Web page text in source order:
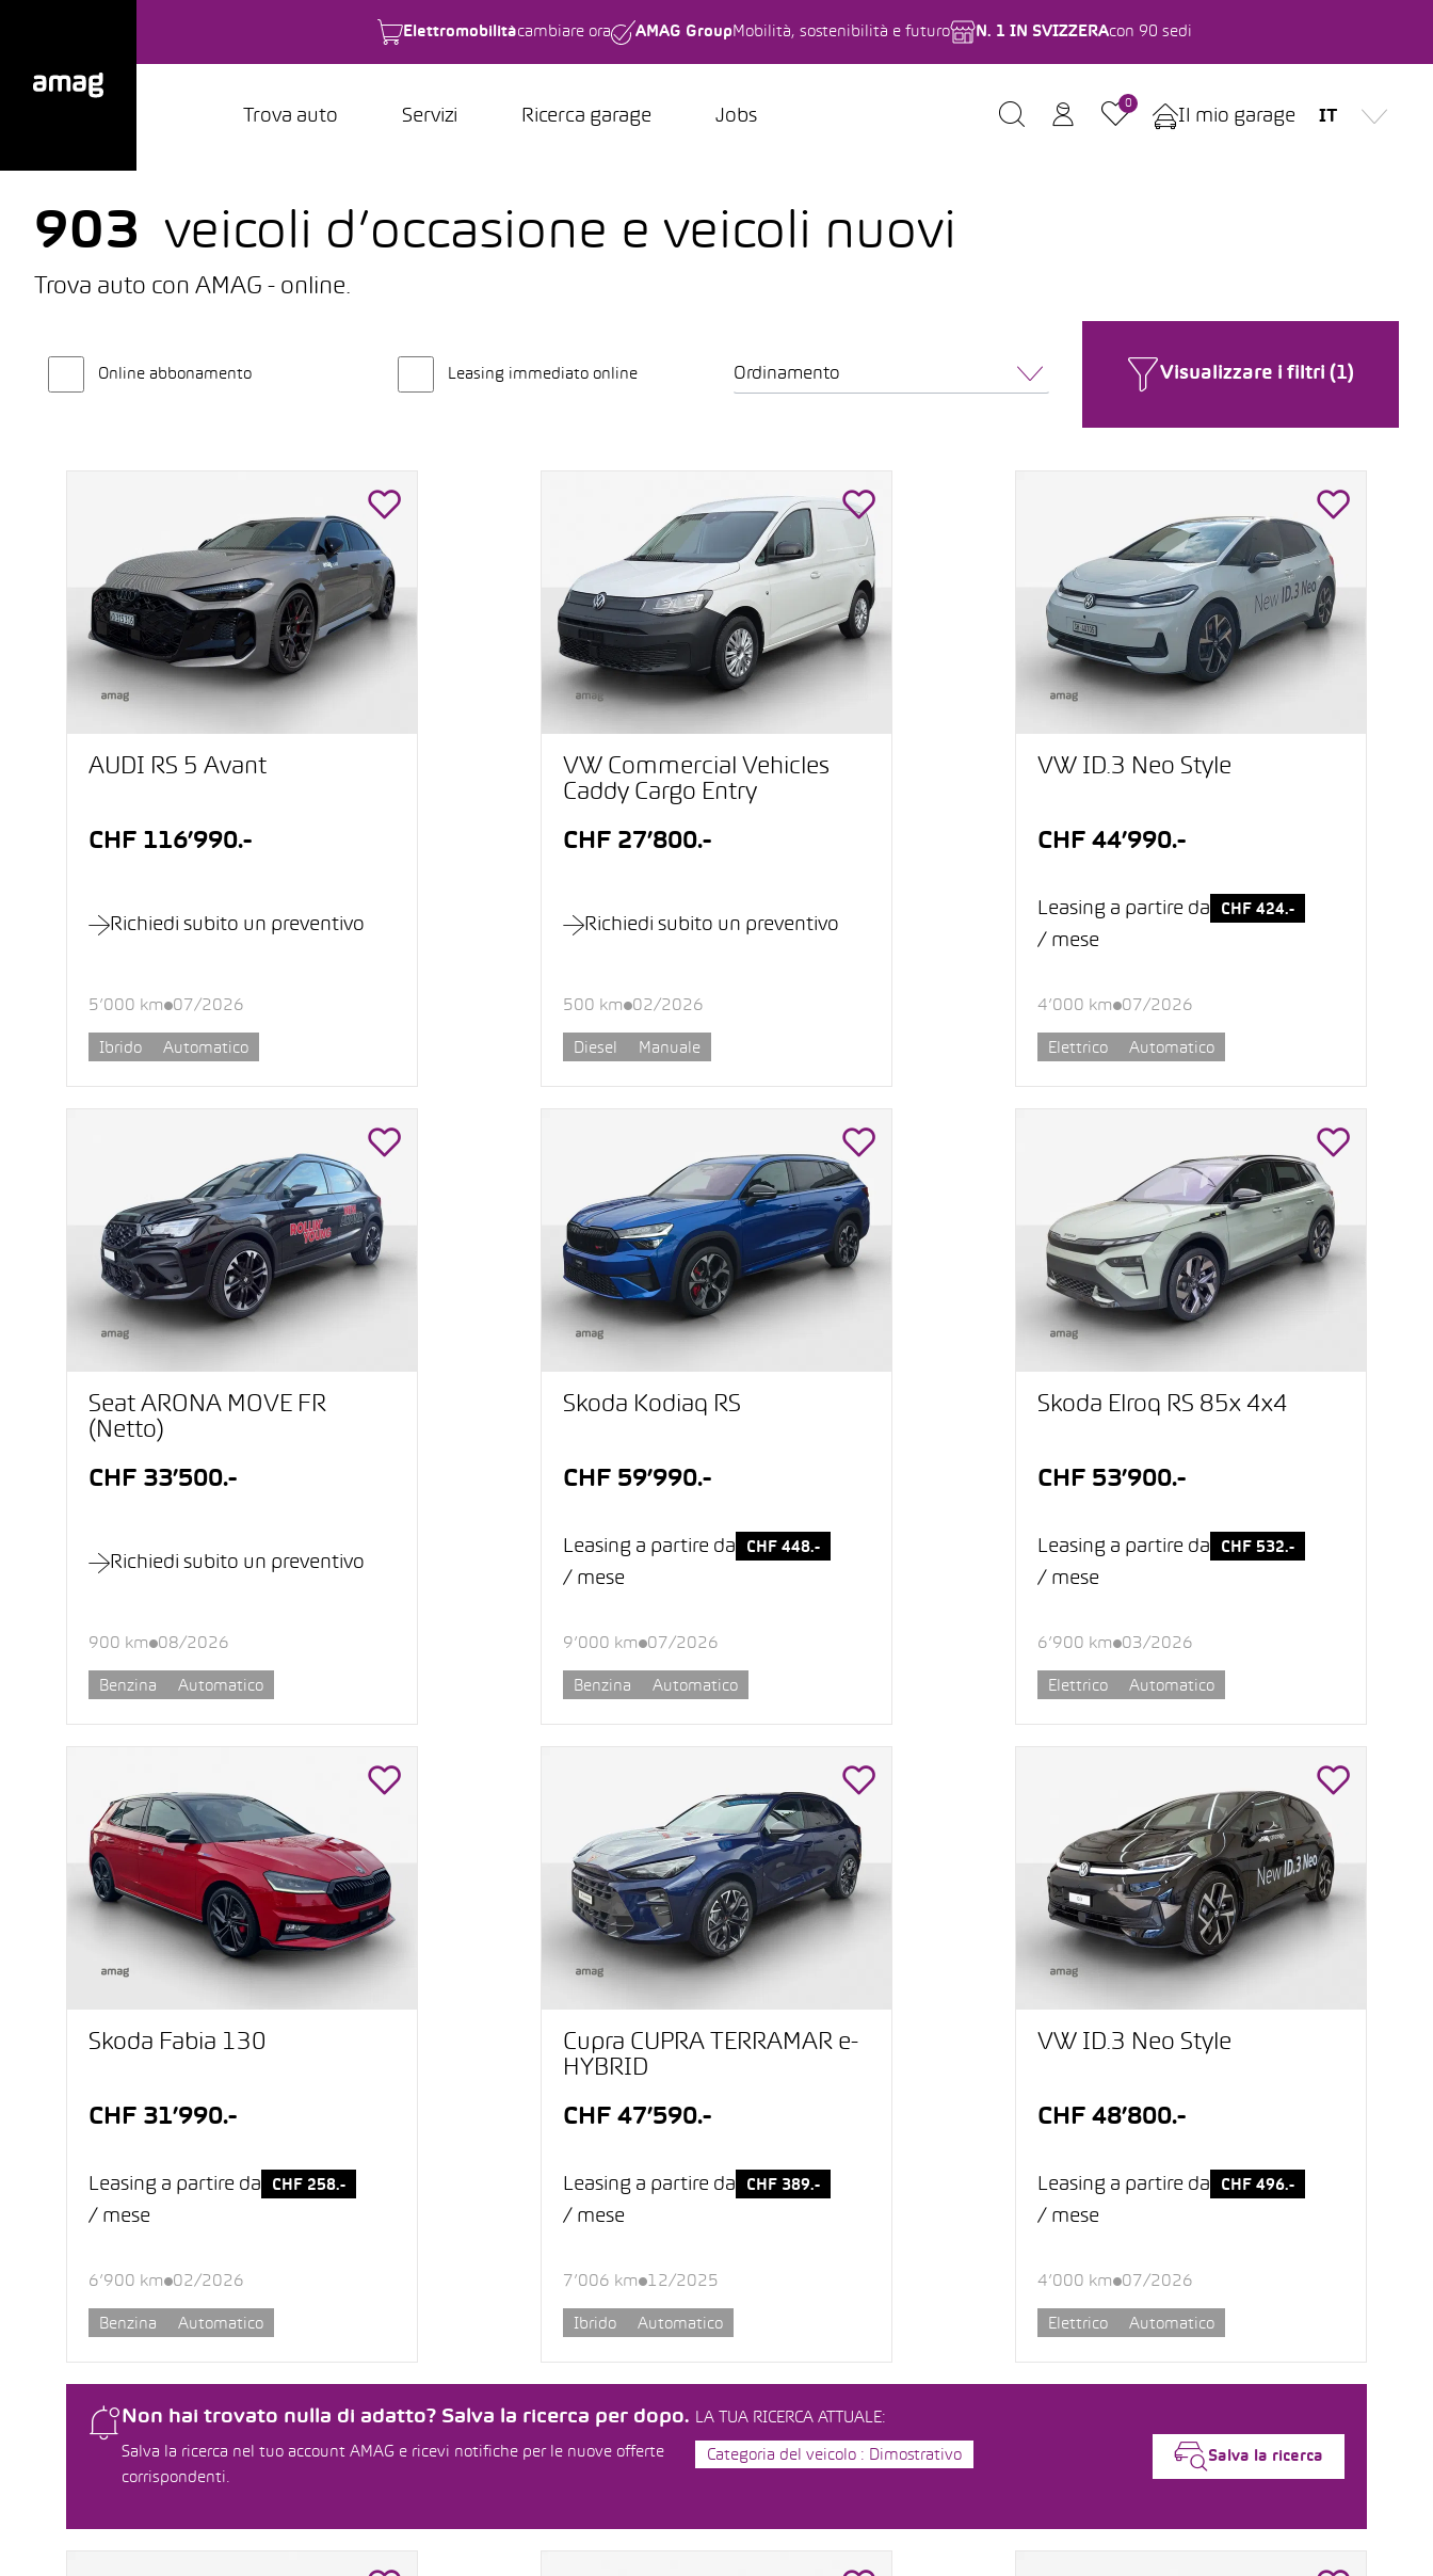
Elettromobilitàcambiare ora AMAG Group Mobilità, sostenibilità e futuro N. 1 IN SVIZZERAcon 90 sedi
Trova auto Servizi Ricerca garage Jobs
0
Il mio garage IT
903 veicoli d’occasione e veicoli nuovi
Trova auto con AMAG - online.
Online abbonamento Leasing immediato online Ordinamento Visualizzare i filtri (1)
Non hai trovato nulla di adatto? Salva la ricerca per dopo.
Salva la ricerca nel tuo account AMAG e ricevi notifiche per le nuove offerte
corrispondenti.
LA TUA RICERCA ATTUALE:
Categoria del veicolo : Dimostrativo Salva la ricerca
AUDI RS 5 Avant
CHF 116’990.-
Richiedi subito un preventivo
5’000 km 07/2026
Ibrido Automatico
VW Commercial Vehicles
Caddy Cargo Entry
CHF 27’800.-
Richiedi subito un preventivo
500 km 02/2026
Diesel Manuale
VW ID.3 Neo Style
CHF 44’990.-
Leasing a partire da CHF 424.-
/ mese
4’000 km 07/2026
Elettrico Automatico
Seat ARONA MOVE FR
(Netto)
CHF 33’500.-
Richiedi subito un preventivo
900 km 08/2026
Benzina Automatico
Škoda Kodiaq RS
CHF 59’990.-
Leasing a partire da CHF 448.-
/ mese
9’000 km 07/2026
Benzina Automatico
Škoda Elroq RS 85x 4x4
CHF 53’900.-
Leasing a partire da CHF 532.-
/ mese
6’900 km 03/2026
Elettrico Automatico
Škoda Fabia 130
CHF 31’990.-
Leasing a partire da CHF 258.-
/ mese
6’900 km 02/2026
Benzina Automatico
Cupra CUPRA TERRAMAR e-
HYBRID
CHF 47’590.-
Leasing a partire da CHF 389.-
/ mese
7’006 km 12/2025
Ibrido Automatico
VW ID.3 Neo Style
CHF 48’800.-
Leasing a partire da CHF 496.-
/ mese
4’000 km 07/2026
Elettrico Automatico